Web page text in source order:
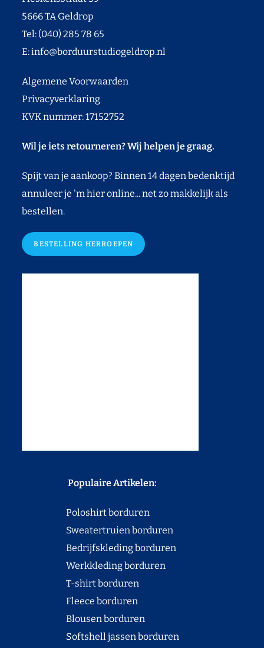
5666 TA Geldrop
Tel: (040) 285 78 65
E:info@borduurstudiogeldrop.nl
Algemene Voorwaarden
Privacyverklaring
KVK nummer: 17152752
Wil je iets retourneren? Wij helpen je graag.
Spijt van je aankoop? Binnen 14 dagen bedenktijd
annuleer je 'm hier online... net zo makkelijk als
bestellen.
BESTELLING HERROEPEN
Populaire Artikelen:
Poloshirt borduren
Sweatertruien borduren
Bedrijfskleding borduren
Werkkleding borduren
T-shirt borduren
Fleece borduren
Blousen borduren
Softshell jassen borduren